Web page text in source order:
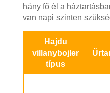
hány fő él a
van napi szinten
Hajdu
villanybojler
típus